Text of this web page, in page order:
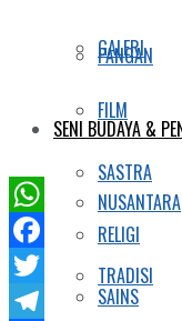
GALERI
FILM
SASTRA
RELIGI
SAINS
PANGAN
SENI BUDAYA &
NUSANTARA
TRADISI
WhatsApp
Facebook
Twitter